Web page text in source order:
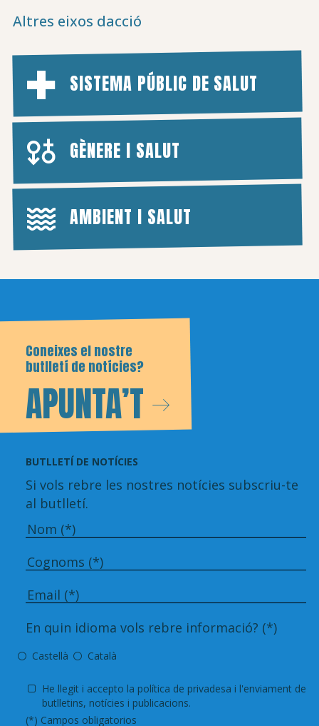
Altres eixos dacció
SISTEMA PÚBLIC DE SALUT
GÈNERE I SALUT
AMBIENT I SALUT
Coneixes el nostre
butlletí de notícies?
APUNTA’T
BUTLLETÍ DE NOTÍCIES
Si vols rebre les nostres notícies subscriu-te
al butlletí.
En quin idioma vols rebre informació? (*)
Castellà Català
He llegit i accepto la política de privadesa i l'enviament de
butlletins, notícies i publicacions.
(*) Campos obligatorios